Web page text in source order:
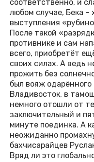
соответственно, и
любом случае, Бека –
выступления
После такой
противнике и сам
всего, приобретёт
своих силах. А ведь
прожить без
был вояж
Владивосток, в
немного отошли от
заключительный и
минуте поединка. А
неожиданно
бахчисарайцев
Вряд ли это